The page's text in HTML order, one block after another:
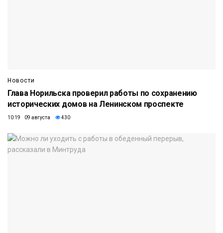
Новости
Глава Норильска проверил работы по сохранению
исторических домов на Ленинском проспекте
10:19 09 августа 430